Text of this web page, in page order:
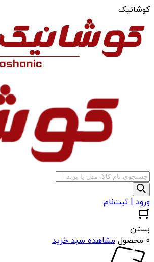
کوشانیک
جستجوی
محصولات
ورود | ثبت‌نام
بستن
0 محصول
مشاهده سبد خرید